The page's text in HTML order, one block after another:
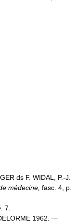
ds F. WIDAL, P.-J.
médecine, fasc. 4, p.
7.
1962. —